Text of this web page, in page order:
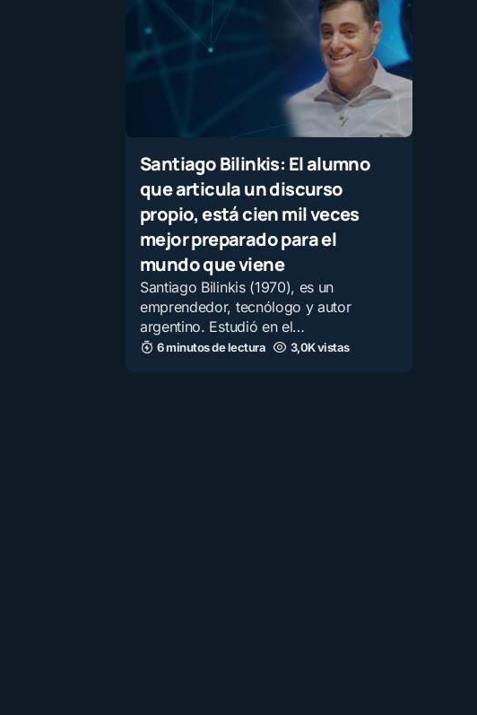
Santiago Bilinkis: El alumno
que articula un discurso
propio, está cien mil veces
mejor preparado para el
mundo que viene
Santiago Bilinkis (1970), es un
emprendedor, tecnólogo y autor
argentino. Estudió en el…
6 minutos de lectura 3,0K vistas